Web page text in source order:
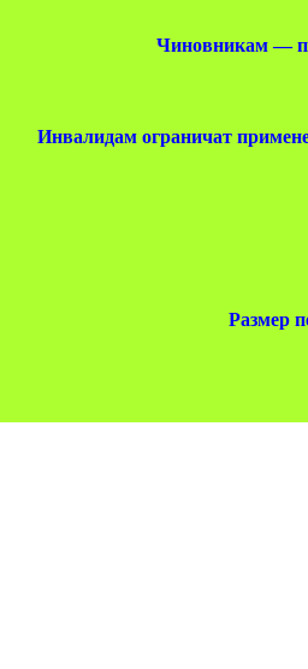
Чиновникам —
Инвалидам ограничат
Размер